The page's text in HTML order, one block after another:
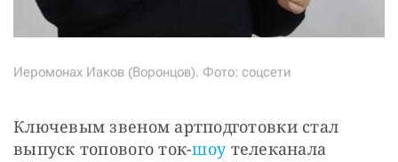
Иеромонах Иаков (Воронцов). Фото: соцсети
Ключевым звеном артподготовки стал
выпуск топового ток-шоу телеканала